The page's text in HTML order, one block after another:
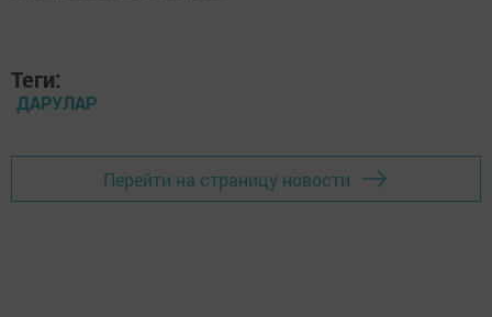
Теги:
ДАРУЛАР
Перейти на страницу новости